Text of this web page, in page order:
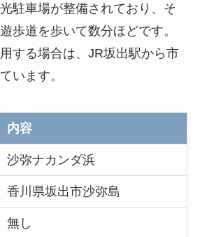
駐車場が整備されており、そ
歩道を歩いて数分ほどです。
する場合は、JR坂出駅から市
います。
内容
沙弥ナカンダ浜
香川県坂出市沙弥島
無し